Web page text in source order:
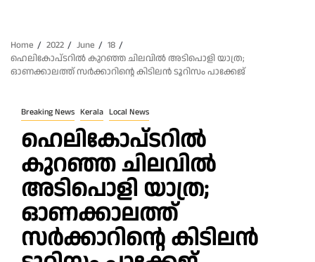
Home 2022 June
18
ഹെലികോപ്ടറിൽ കുറഞ്ഞ ചിലവിൽ അടിപൊളി യാത്ര;
ഓണക്കാലത്ത് സർക്കാറിന്റെ കിടിലൻ ടൂറിസം പാക്കേജ്
Breaking News Kerala Local News
ഹെലികോപ്ടറിൽ
കുറഞ്ഞ ചിലവിൽ
അടിപൊളി യാത്ര;
ഓണക്കാലത്ത്
സർക്കാറിന്റെ കിടിലൻ